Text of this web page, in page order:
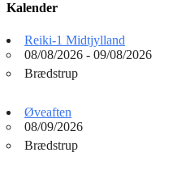
Kalender
Reiki-1 Midtjylland
08/08/2026 - 09/08/2026
Brædstrup
Øveaften
08/09/2026
Brædstrup